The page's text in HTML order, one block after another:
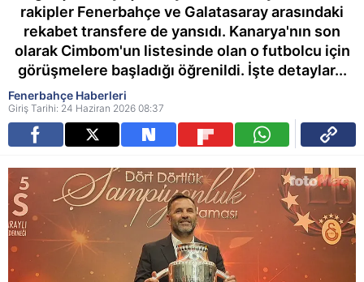
rakipler Fenerbahçe ve Galatasaray arasındaki
rekabet transfere de yansıdı. Kanarya'nın son
olarak Cimbom'un listesinde olan o futbolcu için
görüşmelere başladığı öğrenildi. İşte detaylar...
Fenerbahçe Haberleri
Giriş Tarihi: 24 Haziran 2026 08:37